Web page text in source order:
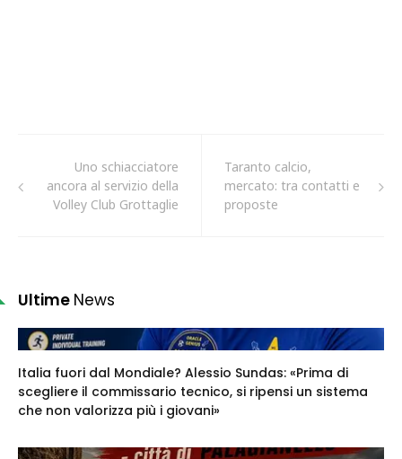
Uno schiacciatore
ancora al servizio della
Volley Club Grottaglie
Taranto calcio,
mercato: tra contatti e
proposte
Ultime News
Italia fuori dal Mondiale? Alessio Sundas: «Prima di
scegliere il commissario tecnico, si ripensi un sistema
che non valorizza più i giovani»